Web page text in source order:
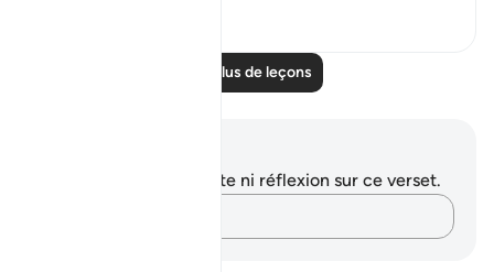
Lire plus de leçons
Vous n'avez aucune note ni réflexion sur ce verset.